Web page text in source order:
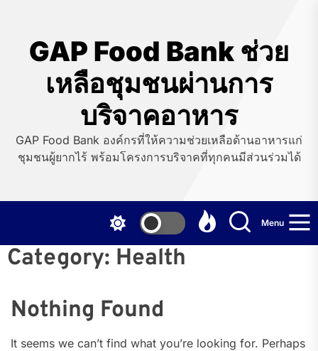
contentGAP Food Bank ช่วย
เหลือชุมชนผ่านการ
บริจาคอาหาร
GAP Food Bank องค์กรที่ให้ความช่วยเหลือด้านอาหารแก่
ชุมชนผู้ยากไร้ พร้อมโครงการบริจาคที่ทุกคนมีส่วนร่วมได้
Menu
Category: Health
Nothing Found
It seems we can’t find what you’re looking for. Perhaps